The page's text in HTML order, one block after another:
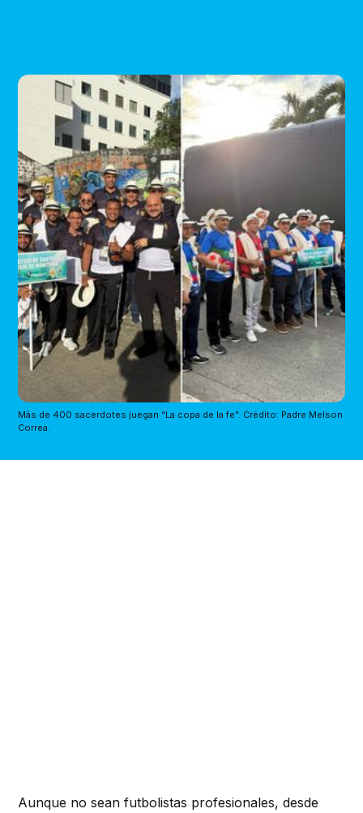
Más de 400 sacerdotes juegan “La copa de la fe”. Crédito: Padre Melson
Correa.
Aunque no sean futbolistas profesionales, desde